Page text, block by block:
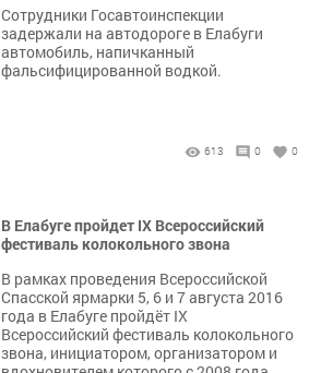
Сотрудники Госавтоинспекции
задержали на автодороге в Елабуги
автомобиль, напичканный
фальсифицированной водкой.
613 0 0
В Елабуге пройдет IX Всероссийский
фестиваль колокольного звона
В рамках проведения Всероссийской
Спасской ярмарки 5, 6 и 7 августа 2016
года в Елабуге пройдёт IX
Всероссийский фестиваль колокольного
звона, инициатором, организатором и